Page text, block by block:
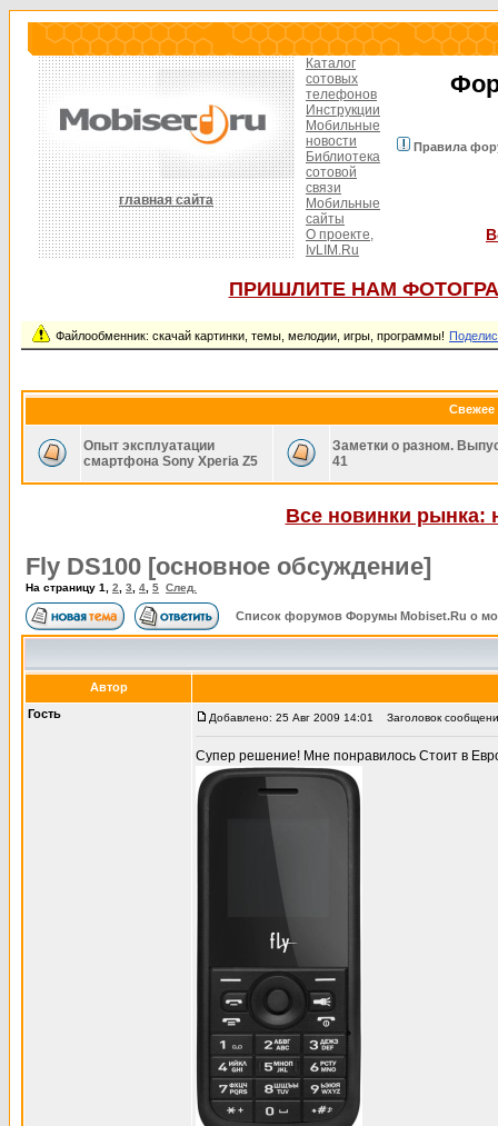
главная сайта
Каталог
сотовых
телефонов
Инструкции
Мобильные
новости
Библиотека
сотовой
связи
Мобильные
сайты
О проекте,
IvLIM.Ru
Правила
ПРИШЛИТЕ НАМ
Файлообменник: скачай картинки, темы, мелодии, игры, программы!
Свежее
Опыт эксплуатации
смартфона Sony Xperia Z5
Заметки о разном.
41
Все новинки рынка:
Fly DS100 [основное обсуждение]
На страницу 1 2 3 4 5 След.
Список форумов Форумы Mobiset.Ru о
Автор
Гость
Добавлено: 25 Авг 2009 14:01 Заголовок
Супер решение! Мне понравилось Стоит в